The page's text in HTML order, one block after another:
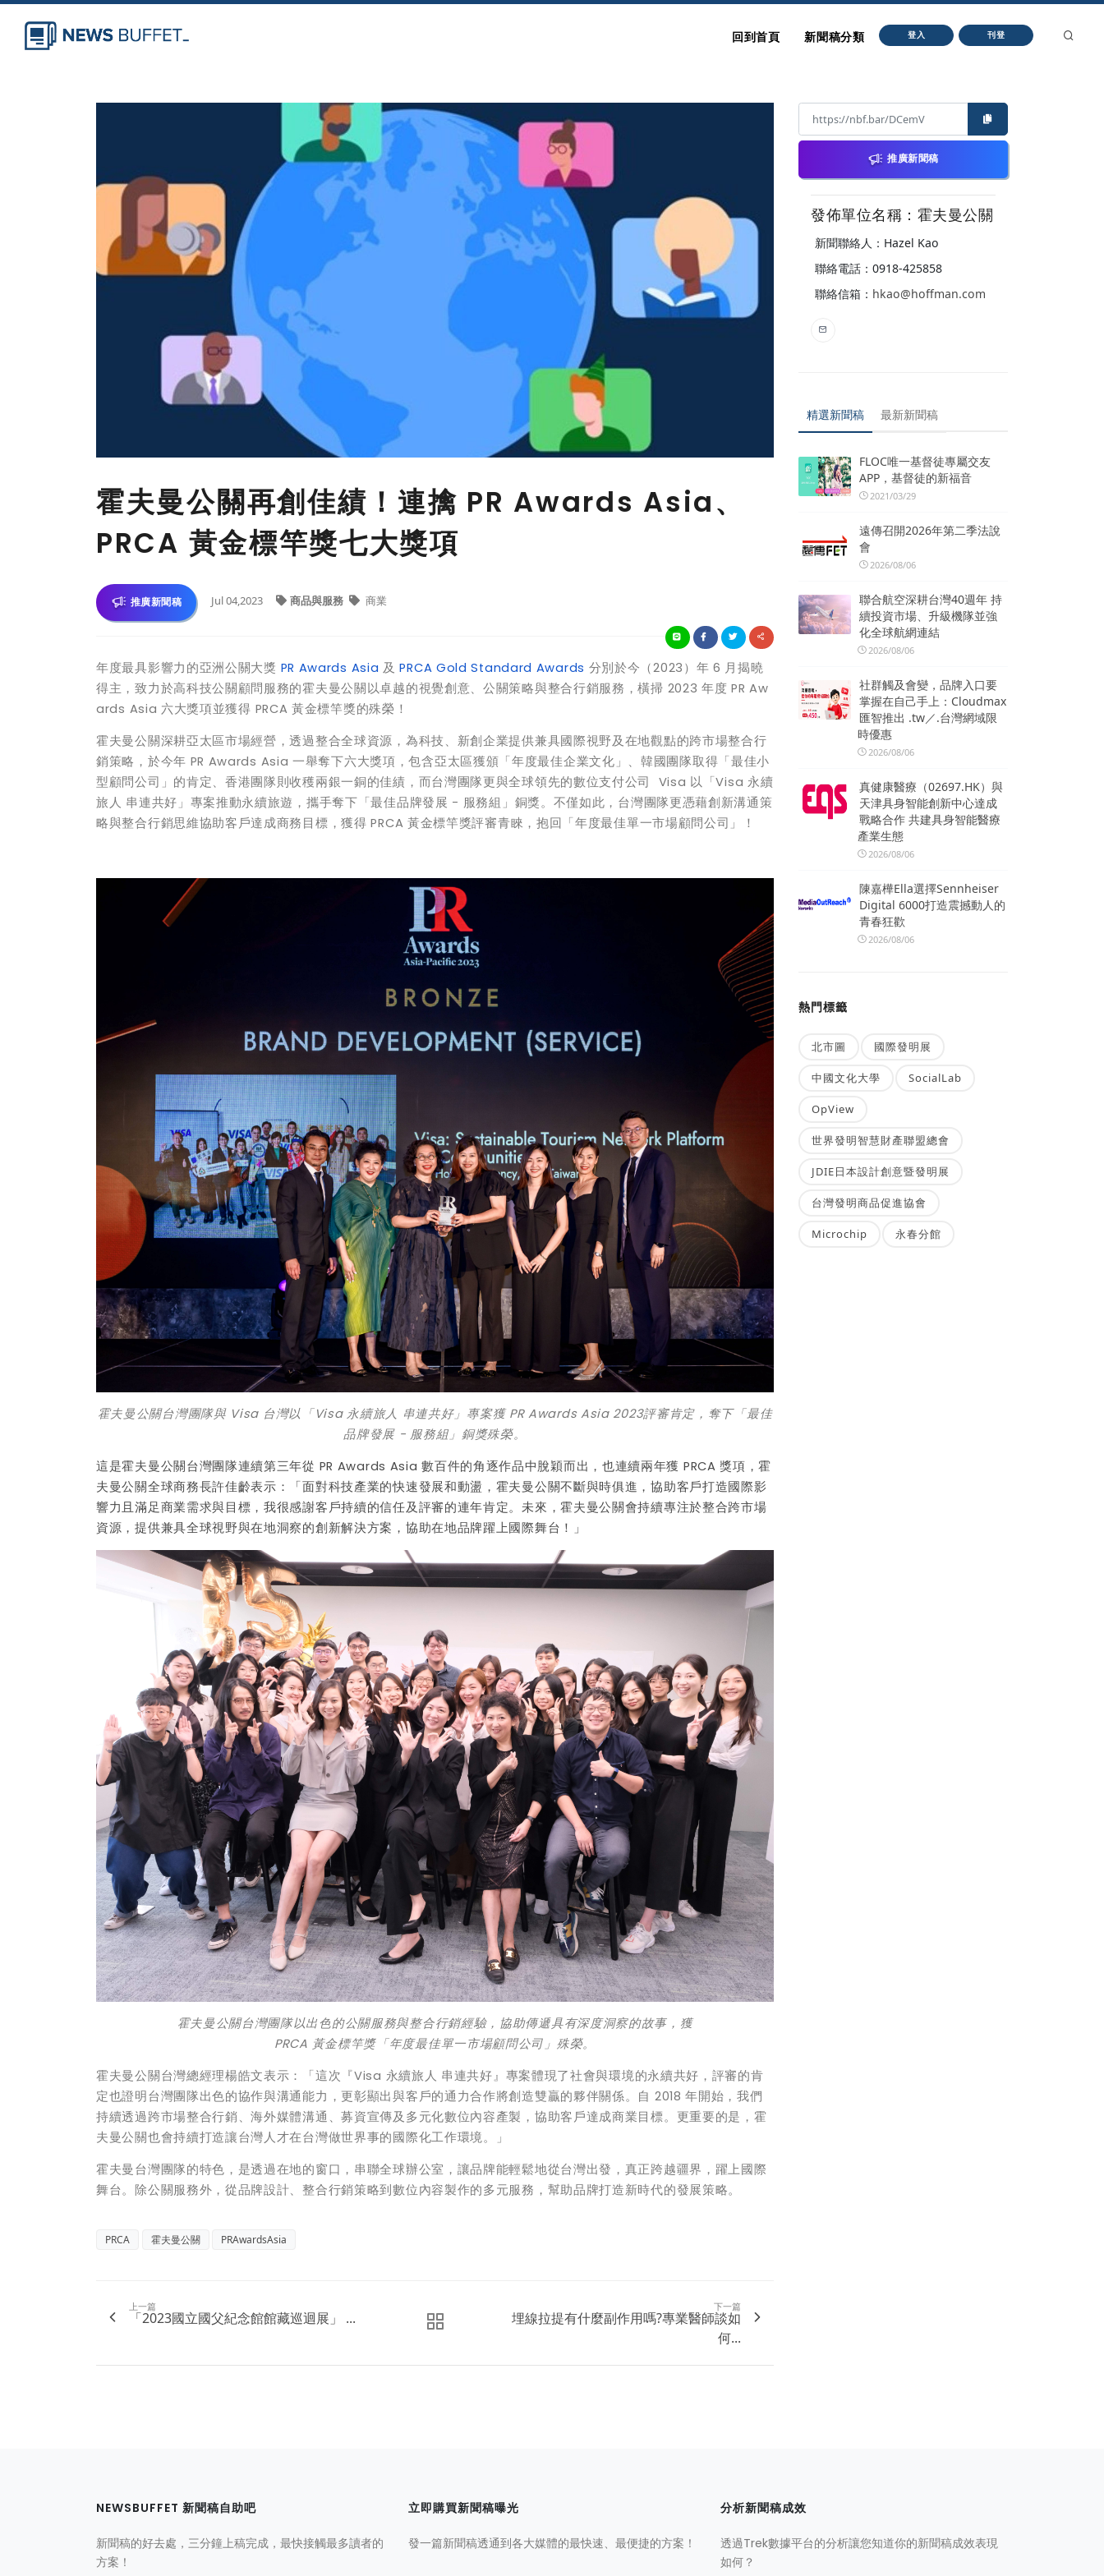
回到首頁 新聞稿分類 登入 刊登
霍夫曼公關再創佳績！連擒 PR Awards Asia、
PRCA 黃金標竿獎七大獎項
推廣新聞稿 Jul 04,2023 商品與服務 商業
年度最具影響力的亞洲公關大獎 PR Awards Asia 及PRCA Gold Standard Awards 分別於今（2023）年 6 月揭曉
得主，致力於高科技公關顧問服務的霍夫曼公關以卓越的視覺創意、公關策略與整合行銷服務，橫掃 2023 年度 PR Aw
ards Asia 六大獎項並獲得 PRCA 黃金標竿獎的殊榮！
霍夫曼公關深耕亞太區市場經營，透過整合全球資源，為科技、新創企業提供兼具國際視野及在地觀點的跨市場整合行
銷策略，於今年 PR Awards Asia 一舉奪下六大獎項，包含亞太區獲頒「年度最佳企業文化」、韓國團隊取得「最佳小
型顧問公司」的肯定、香港團隊則收穫兩銀一銅的佳績，而台灣團隊更與全球領先的數位支付公司 Visa 以「Visa 永續
旅人 串連共好」專案推動永續旅遊，攜手奪下「最佳品牌發展 - 服務組」銅獎。不僅如此，台灣團隊更憑藉創新溝通策
略與整合行銷思維協助客戶達成商務目標，獲得 PRCA 黃金標竿獎評審青睞，抱回「年度最佳單一市場顧問公司」！
霍夫曼公關台灣團隊與 Visa 台灣以「Visa 永續旅人 串連共好」專案獲 PR Awards Asia 2023評審肯定，奪下「最佳
品牌發展 - 服務組」銅獎殊榮。
這是霍夫曼公關台灣團隊連續第三年從 PR Awards Asia 數百件的角逐作品中脫穎而出，也連續兩年獲 PRCA 獎項，霍
夫曼公關全球商務長許佳齡表示：「面對科技產業的快速發展和動盪，霍夫曼公關不斷與時俱進，協助客戶打造國際影
響力且滿足商業需求與目標，我很感謝客戶持續的信任及評審的連年肯定。未來，霍夫曼公關會持續專注於整合跨市場
資源，提供兼具全球視野與在地洞察的創新解決方案，協助在地品牌躍上國際舞台！」
霍夫曼公關台灣團隊以出色的公關服務與整合行銷經驗，協助傳遞具有深度洞察的故事，獲
PRCA 黃金標竿獎「年度最佳單一市場顧問公司」殊榮。
霍夫曼公關台灣總經理楊皓文表示：「這次『Visa 永續旅人 串連共好』專案體現了社會與環境的永續共好，評審的肯
定也證明台灣團隊出色的協作與溝通能力，更彰顯出與客戶的通力合作將創造雙贏的夥伴關係。自 2018 年開始，我們
持續透過跨市場整合行銷、海外媒體溝通、募資宣傳及多元化數位內容產製，協助客戶達成商業目標。更重要的是，霍
夫曼公關也會持續打造讓台灣人才在台灣做世界事的國際化工作環境。」
霍夫曼台灣團隊的特色，是透過在地的窗口，串聯全球辦公室，讓品牌能輕鬆地從台灣出發，真正跨越疆界，躍上國際
舞台。除公關服務外，從品牌設計、整合行銷策略到數位內容製作的多元服務，幫助品牌打造新時代的發展策略。
PRCA 霍夫曼公關 PRAwardsAsia
上一篇
「2023國立國父紀念館館藏巡迴展」 ...
下一篇
埋線拉提有什麼副作用嗎?專業醫師談如
何...
推廣新聞稿
發佈單位名稱：霍夫曼公關
新聞聯絡人：Hazel Kao
聯絡電話：0918-425858
聯絡信箱： hkao@hoffman.com
精選新聞稿 最新新聞稿
FLOC唯一基督徒專屬交友
APP，基督徒的新福音
2021/03/29
遠傳召開2026年第二季法說
會
2026/08/06
聯合航空深耕台灣40週年 持
續投資市場、升級機隊並強
化全球航網連結
2026/08/06
社群觸及會變，品牌入口要
掌握在自己手上：Cloudmax
匯智推出 .tw／.台灣網域限
時優惠
2026/08/06
真健康醫療（02697.HK）與
天津具身智能創新中心達成
戰略合作 共建具身智能醫療
產業生態
2026/08/06
陳嘉樺Ella選擇Sennheiser
Digital 6000打造震撼動人的
青春狂歡
2026/08/06
熱門標籤
北市圖 國際發明展
中國文化大學 SocialLab
OpView
世界發明智慧財產聯盟總會
JDIE日本設計創意暨發明展
台灣發明商品促進協會
Microchip 永春分館
NEWSBUFFET 新聞稿自助吧
新聞稿的好去處，三分鐘上稿完成，最快接觸最多讀者的
方案！
立即購買新聞稿曝光
發一篇新聞稿透通到各大媒體的最快速、最便捷的方案！
分析新聞稿成效
透過Trek數據平台的分析讓您知道你的新聞稿成效表現
如何？